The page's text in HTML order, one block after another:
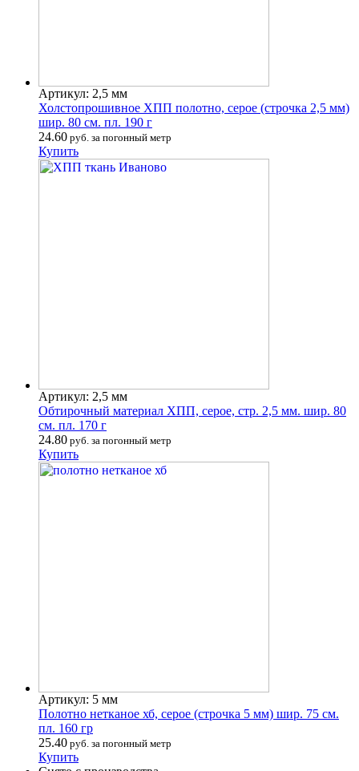
Артикул: 2,5 мм
Холстопрошивное ХПП полотно, серое (строчка 2,5 мм)
шир. 80 см. пл. 190 г
24.60 руб. за погонный метр
Купить
Артикул: 2,5 мм
Обтирочный материал ХПП, серое, стр. 2,5 мм. шир. 80
см. пл. 170 г
24.80 руб. за погонный метр
Купить
Артикул: 5 мм
Полотно нетканое хб, серое (строчка 5 мм) шир. 75 см.
пл. 160 гр
25.40 руб. за погонный метр
Купить